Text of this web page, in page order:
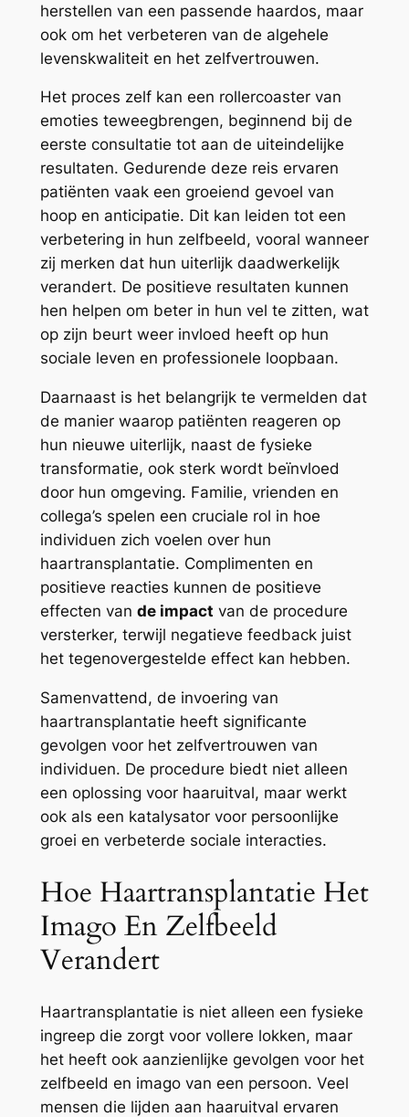
herstellen van een passende haardos, maar
ook om het verbeteren van de algehele
levenskwaliteit en het zelfvertrouwen.
Het proces zelf kan een rollercoaster van
emoties teweegbrengen, beginnend bij de
eerste consultatie tot aan de uiteindelijke
resultaten. Gedurende deze reis ervaren
patiënten vaak een groeiend gevoel van
hoop en anticipatie. Dit kan leiden tot een
verbetering in hun zelfbeeld, vooral wanneer
zij merken dat hun uiterlijk daadwerkelijk
verandert. De positieve resultaten kunnen
hen helpen om beter in hun vel te zitten, wat
op zijn beurt weer invloed heeft op hun
sociale leven en professionele loopbaan.
Daarnaast is het belangrijk te vermelden dat
de manier waarop patiënten reageren op
hun nieuwe uiterlijk, naast de fysieke
transformatie, ook sterk wordt beïnvloed
door hun omgeving. Familie, vrienden en
collega’s spelen een cruciale rol in hoe
individuen zich voelen over hun
haartransplantatie. Complimenten en
positieve reacties kunnen de positieve
effecten van de impact van de procedure
versterker, terwijl negatieve feedback juist
het tegenovergestelde effect kan hebben.
Samenvattend, de invoering van
haartransplantatie heeft significante
gevolgen voor het zelfvertrouwen van
individuen. De procedure biedt niet alleen
een oplossing voor haaruitval, maar werkt
ook als een katalysator voor persoonlijke
groei en verbeterde sociale interacties.
Hoe Haartransplantatie Het
Imago En Zelfbeeld
Verandert
Haartransplantatie is niet alleen een fysieke
ingreep die zorgt voor vollere lokken, maar
het heeft ook aanzienlijke gevolgen voor het
zelfbeeld en imago van een persoon. Veel
mensen die lijden aan haaruitval ervaren